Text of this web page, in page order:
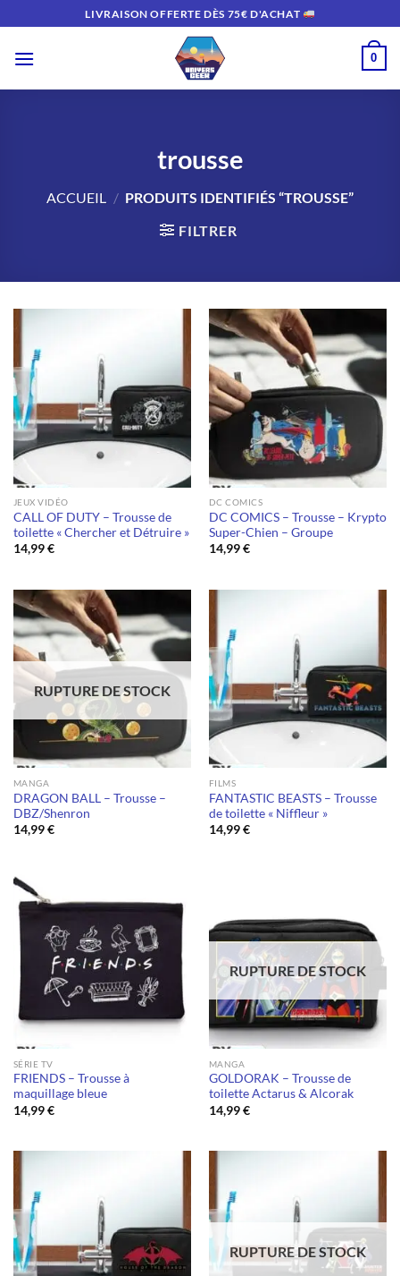
au
contenu
LIVRAISON OFFERTE DÈS 75€ D'ACHAT
0
trousse
ACCUEIL / PRODUITS IDENTIFIÉS “TROUSSE”
FILTRER
JEUX VIDÉO
CALL OF DUTY – Trousse de
toilette « Chercher et Détruire »
14,99€
DC COMICS
DC COMICS – Trousse – Krypto
Super-Chien – Groupe
14,99€
RUPTURE DE STOCK
MANGA
DRAGON BALL – Trousse –
DBZ/Shenron
14,99€
FILMS
FANTASTIC BEASTS – Trousse
de toilette « Niffleur »
14,99€
SÉRIE TV
FRIENDS – Trousse à
maquillage bleue
14,99€
RUPTURE DE STOCK
MANGA
GOLDORAK – Trousse de
toilette Actarus & Alcorak
14,99€
RUPTURE DE STOCK